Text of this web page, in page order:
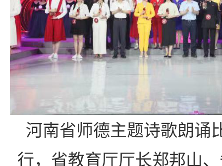
河南省师德主题诗歌朗诵
行，省教育厅厅长郑邦山